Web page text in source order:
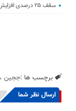
سقف ۲۵ درصدی افزایش اجاره‌بها رعایت نمی‌شود؛ بازار مسکن رها شده است
برچسب ها :ججین
ارسال نظر شما
انتشار یافته : 0